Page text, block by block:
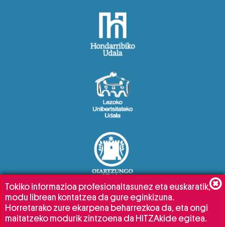
Tokiko informazioa profesionaltasunez eta euskaratik,
modu librean kontatzea da gure eginkizuna.
Horretarako zure ekarpena beharrezkoa da, eta ongi
maitatzeko modurik zintzoena da HITZAkide egitea.